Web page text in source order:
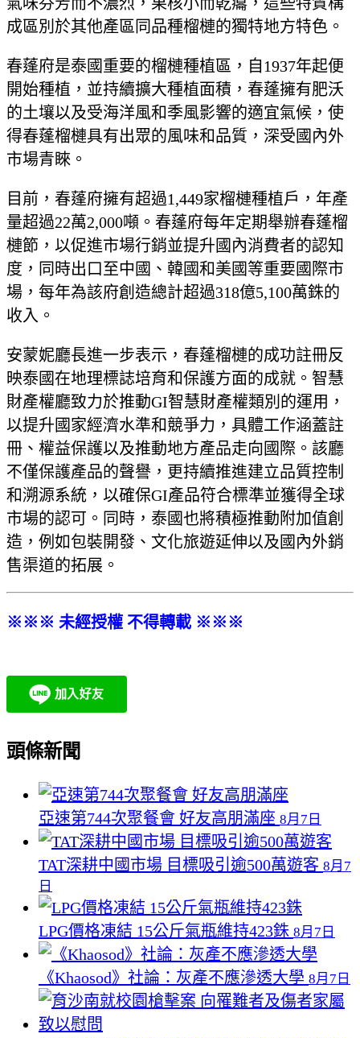
成區別於其他產區同品種榴槤的獨特地方特色。
春蓬府是泰國重要的榴槤種植區，自1937年起便
開始種植，並持續擴大種植面積，春蓬擁有肥沃
的土壤以及受海洋風和季風影響的適宜氣候，使
得春蓬榴槤具有出眾的風味和品質，深受國內外
市場青睞。
目前，春蓬府擁有超過1,449家榴槤種植戶，年產
量超過22萬2,000噸。春蓬府每年定期舉辦春蓬榴
槤節，以促進市場行銷並提升國內消費者的認知
度，同時出口至中國、韓國和美國等重要國際市
場，每年為該府創造總計超過318億5,100萬銖的
收入。
安蒙妮廳長進一步表示，春蓬榴槤的成功註冊反
映泰國在地理標誌培育和保護方面的成就。智慧
財產權廳致力於推動GI智慧財產權類別的運用，
以提升國家經濟水準和競爭力，具體工作涵蓋註
冊、權益保護以及推動地方產品走向國際。該廳
不僅保護產品的聲譽，更持續推進建立品質控制
和溯源系統，以確保GI產品符合標準並獲得全球
市場的認可。同時，泰國也將積極推動附加值創
造，例如包裝開發、文化旅遊延伸以及國內外銷
售渠道的拓展。
※※※ 未經授權 不得轉載 ※※※
頭條新聞
亞速第744次聚餐會 好友高朋滿座 8月7日
TAT深耕中國市場 目標吸引逾500萬遊客 8月7
日
LPG價格凍結 15公斤氣瓶維持423銖 8月7日
《Khaosod》社論：灰產不應滲透大學 8月7日